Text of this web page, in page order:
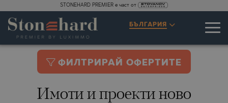
STONEHARD PREMIER е част от
БЪЛГАРИЯ
ФИЛТРИРАЙ ОФЕРТИТЕ
Имоти и проекти ново